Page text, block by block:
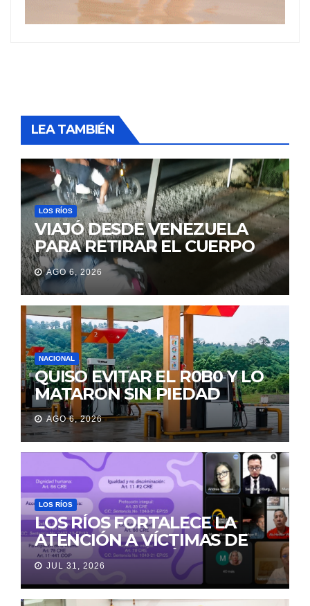
LEA TAMBIÉN
LOS RÍOS
VIAJÓ DESDE VENEZUELA
PARA RETIRAR EL CUERPO
DE SU MARIDO QUE
PERMANECIÓ SEIS DÍAS EN
LA MORGUE
AGO 6, 2026
NACIONAL
QUISO EVITAR EL R0B0 Y LO
MATARON SIN PIEDAD
AGO 6, 2026
LOS RÍOS
LOS RÍOS FORTALECE LA
ATENCIÓN A VÍCTIMAS DE
VIOLENCIA DE GÉNERO
PARA EVITAR LA
REVICTIMIZACIÓN
JUL 31, 2026